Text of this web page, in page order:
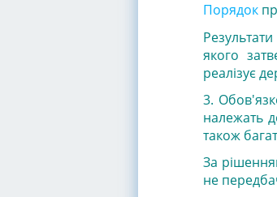
Порядок
якого
реалізує
3.
належать
також
За
не